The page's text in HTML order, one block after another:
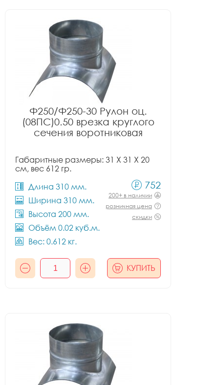
Ф250/Ф250-30 Рулон оц.
(08ПС)0.50 врезка круглого
сечения воротниковая
Габаритные размеры: 31 X 31 X 20
см, вес 612 гр.
Длина 310 мм.
Ширина 310 мм.
Высота 200 мм.
Объём 0.02 куб.м.
Вес: 0.612 кг.
752
200+ в наличии
розничная цена
скидки
КУПИТЬ